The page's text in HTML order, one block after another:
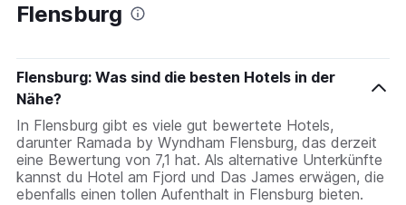
Flensburg
Flensburg: Was sind die besten Hotels in der
Nähe?
In Flensburg gibt es viele gut bewertete Hotels,
darunter Ramada by Wyndham Flensburg, das derzeit
eine Bewertung von 7,1 hat. Als alternative Unterkünfte
kannst du Hotel am Fjord und Das James erwägen, die
ebenfalls einen tollen Aufenthalt in Flensburg bieten.